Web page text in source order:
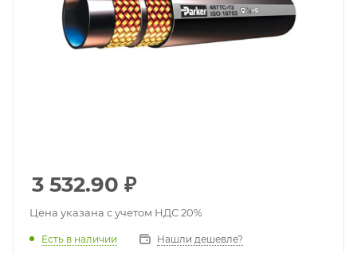
3 532.90 ₽
Цена указана с учетом НДС 20%
Есть в наличии Нашли дешевле?